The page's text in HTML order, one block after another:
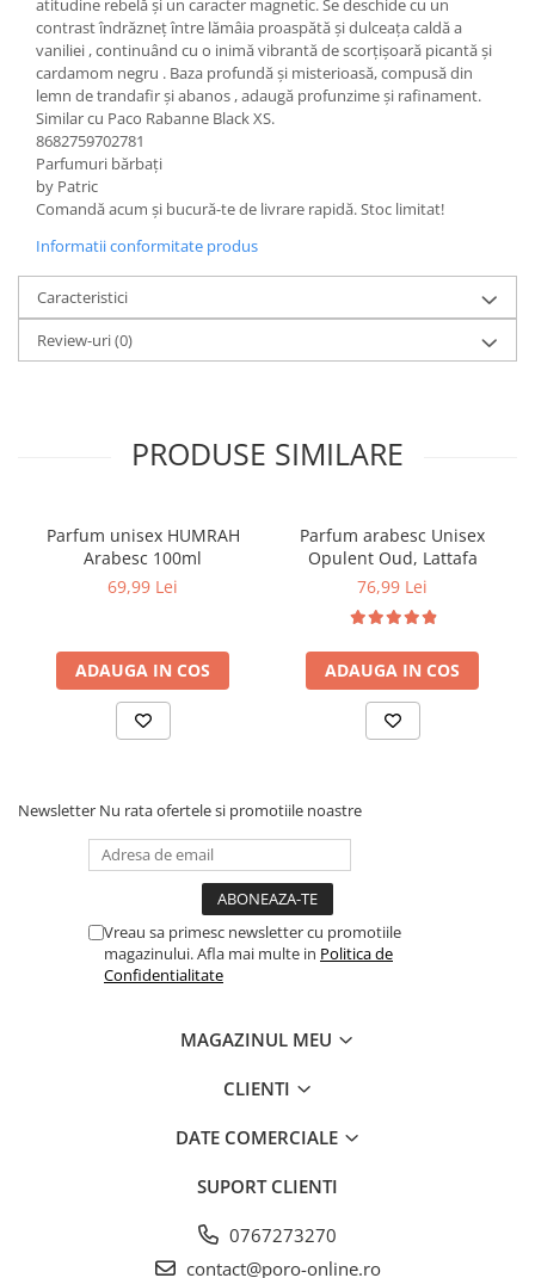
atitudine rebelă și un caracter magnetic. Se deschide cu un
contrast îndrăzneț între lămâia proaspătă și dulceața caldă a
vaniliei , continuând cu o inimă vibrantă de scorțișoară picantă și
cardamom negru . Baza profundă și misterioasă, compusă din
lemn de trandafir și abanos , adaugă profunzime și rafinament.
Similar cu Paco Rabanne Black XS.
8682759702781
Parfumuri bărbați
by Patric
Comandă acum și bucură-te de livrare rapidă. Stoc limitat!
Informatii conformitate produs
Caracteristici
Review-uri(0)
PRODUSE SIMILARE
Parfum unisex HUMRAH
Arabesc 100ml
69,99 Lei
ADAUGA IN COS
Parfum arabesc Unisex
Opulent Oud, Lattafa
76,99 Lei
ADAUGA IN COS
Newsletter Nu rata ofertele si promotiile noastre
Vreau sa primesc newsletter cu promotiile
magazinului. Afla mai multe in Politica de
Confidentialitate
MAGAZINUL MEU
CLIENTI
DATE COMERCIALE
SUPORT CLIENTI
0767273270
contact@poro-online.ro